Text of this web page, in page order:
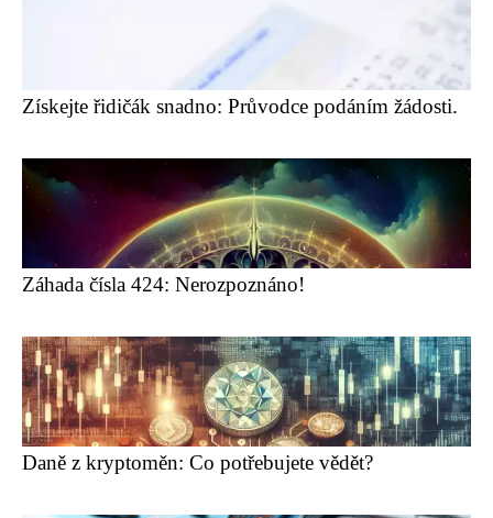
Získejte řidičák snadno: Průvodce podáním žádosti.
Záhada čísla 424: Nerozpoznáno!
Daně z kryptoměn: Co potřebujete vědět?